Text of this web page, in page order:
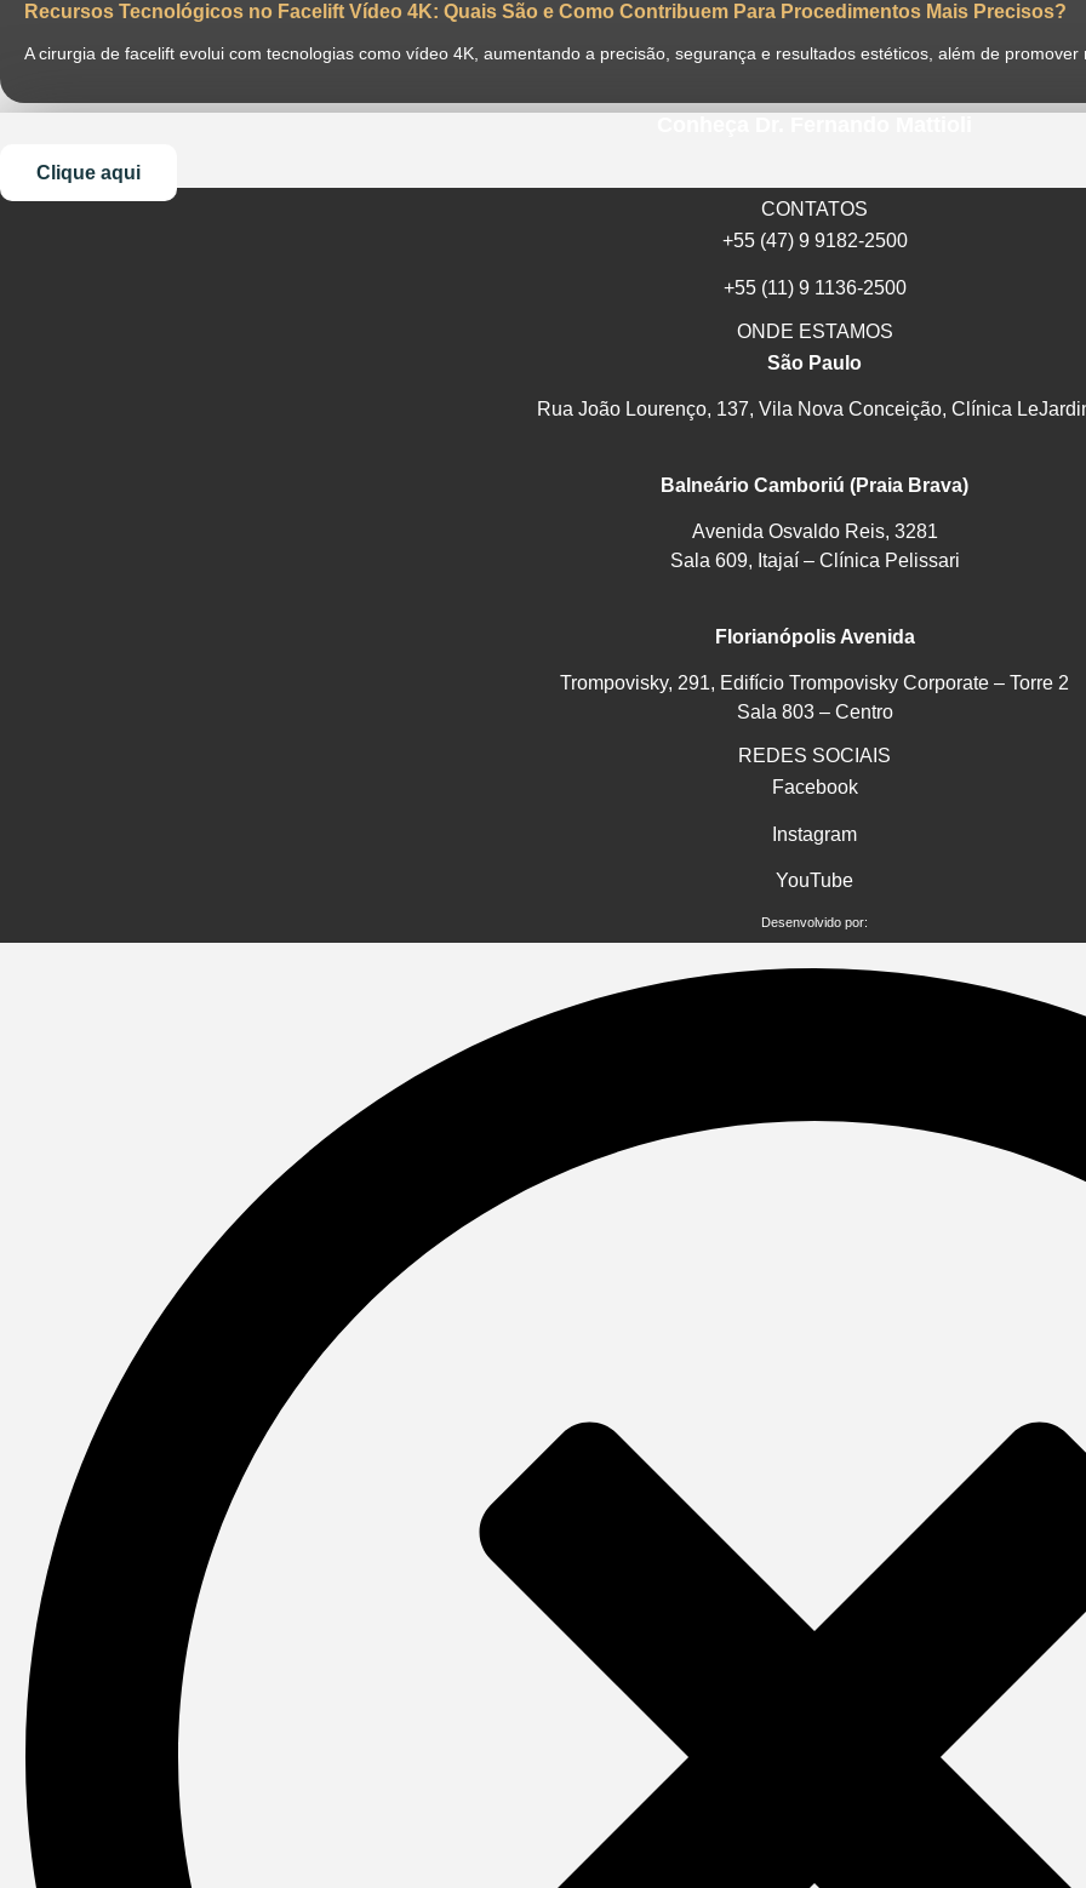
Recursos Tecnológicos no Facelift Vídeo 4K: Quais São e Como Contribuem Para Procedimentos Mais Precisos?
A cirurgia de facelift evolui com tecnologias como vídeo 4K, aumentando a precisão, segurança e resultados estéticos, além de
Clique aqui
CONTATOS
+55 (47) 9 9182-2500
+55 (11) 9 1136-2500
ONDE ESTAMOS
São Paulo
Rua João Lourenço, 137, Vila Nova Conceição, Clínica
Balneário Camboriú (Praia Brava)
Avenida Osvaldo Reis, 3281
Sala 609, Itajaí – Clínica Pelissari
Florianópolis Avenida
Trompovisky, 291, Edifício Trompovisky Corporate – Torre 2
Sala 803 – Centro
REDES SOCIAIS
Facebook
Instagram
YouTube
Desenvolvido por: